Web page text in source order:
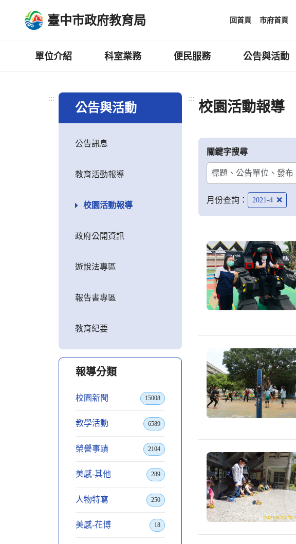
臺中市政府教育局 回首頁 市府首頁
單位介紹 科室業務 便民服務 公告與活動
:::
公告與活動
公告訊息
教育活動報導
校園活動報導
政府公開資訊
遊說法專區
報告書專區
教育紀要
報導分類
校園新聞 15008
教學活動 6589
榮譽事蹟 2104
美感-其他 289
人物特寫 250
美感-花博 18
:::
校園活動報導
關鍵字搜尋
月份查詢： 2021-4